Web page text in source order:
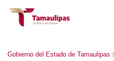
Gobierno del Estado de Tamaulipas>